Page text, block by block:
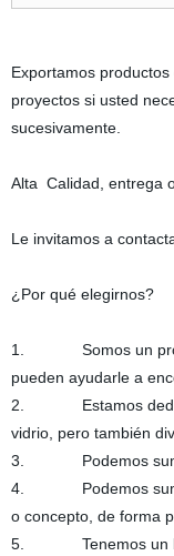
Exportamos
proyectos si usted
sucesivamente.
Alta Calidad, entrega
Le invitamos a
¿Por qué elegirnos?
1. Somos un
pueden ayudarle a
2. Estamos
vidrio, pero también
3. Podemos
4. Podemos
o concepto, de forma
5. Tenemos un buen